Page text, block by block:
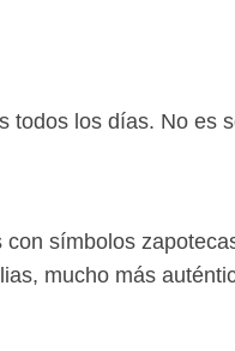
todos los días. No es
símbolos
mucho más